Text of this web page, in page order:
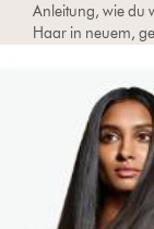
Anleitung, wie du
Haar in neuem,